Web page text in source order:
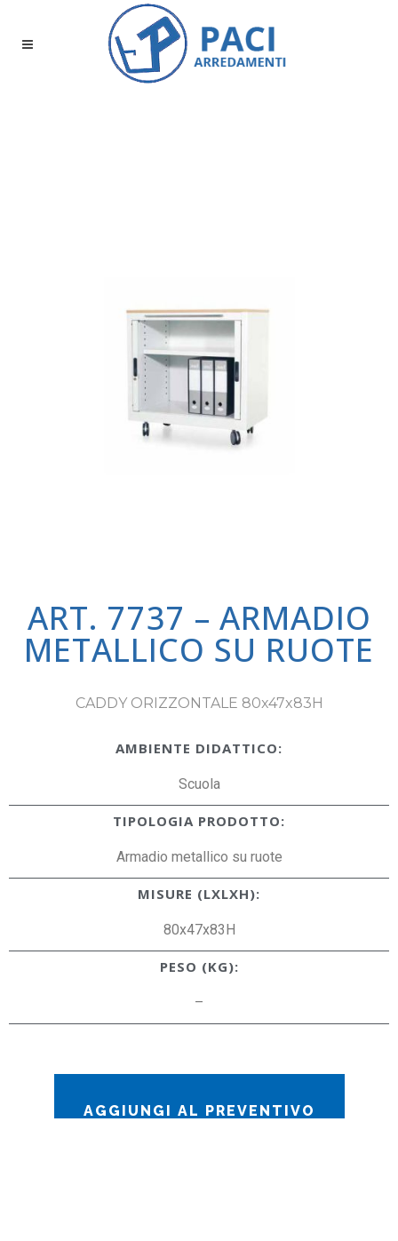
ART. 7737 – ARMADIO
METALLICO SU RUOTE
CADDY ORIZZONTALE 80x47x83H
AMBIENTE DIDATTICO:
Scuola
TIPOLOGIA PRODOTTO:
Armadio metallico su ruote
MISURE (LXLXH):
80x47x83H
PESO (KG):
–
AGGIUNGI AL PREVENTIVO